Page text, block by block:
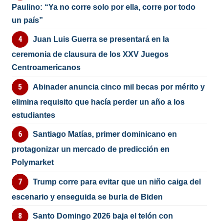
Paulino: “Ya no corre solo por ella, corre por todo
un país”
Juan Luis Guerra se presentará en la
ceremonia de clausura de los XXV Juegos
Centroamericanos
Abinader anuncia cinco mil becas por mérito y
elimina requisito que hacía perder un año a los
estudiantes
Santiago Matías, primer dominicano en
protagonizar un mercado de predicción en
Polymarket
Trump corre para evitar que un niño caiga del
escenario y enseguida se burla de Biden
Santo Domingo 2026 baja el telón con